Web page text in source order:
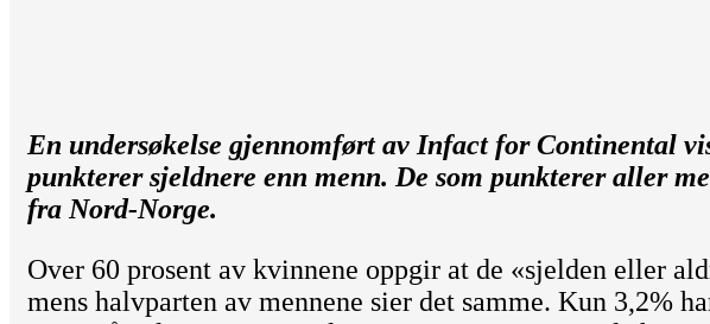
En undersøkelse gjennomført av Infact for Continental
punkterer sjeldnere enn menn. De som punkterer aller
fra Nord-Norge.
Over 60 prosent av kvinnene oppgir at de «sjelden eller
mens halvparten av mennene sier det samme. Kun 3,2%